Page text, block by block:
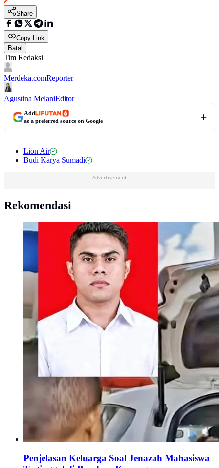
Share
Copy Link
Batal
Tim Redaksi
Merdeka.comReporter
Agustina MelaniEditor
Add
as a preferred source on Google
Lion Air
Budi Karya Sumadi
Advertisement
Rekomendasi
Penjelasan Keluarga Soal Jenazah Mahasiswa